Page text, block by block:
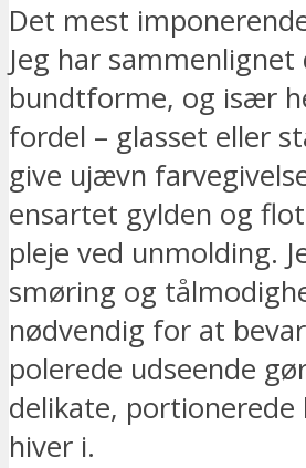
Det mest
Jeg har
bundtforme, og især
fordel – glasset eller
give ujævn
ensartet gylden og
pleje ved unmolding.
smøring og
nødvendig for at
polerede udseende
delikate,
hiver i.